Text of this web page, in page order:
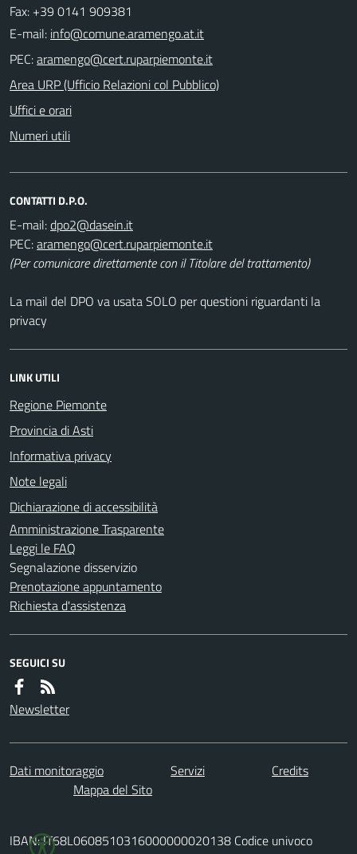
Fax: +39 0141 909381
E-mail:
PEC:
Area URP (Ufficio Relazioni col Pubblico)
Uffici e orari
Numeri utili
CONTATTI D.P.O.
E-mail:
PEC:
(Per comunicare direttamente con il Titolare del trattamento)
La mail del DPO va usata SOLO per questioni riguardanti la
privacy
LINK UTILI
Regione Piemonte
Provincia di Asti
Informativa privacy
Note legali
Dichiarazione di accessibilità
Amministrazione Trasparente
Leggi le FAQ
Segnalazione disservizio
Prenotazione appuntamento
Richiesta d'assistenza
SEGUICI SU
Newsletter
Dati monitoraggio Servizi
Credits
Mappa del Sito
IBAN: IT68L0608510316000000020138 Codice univoco